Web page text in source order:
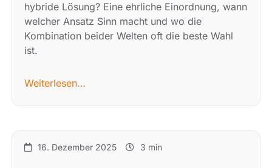
hybride Lösung? Eine ehrliche Einordnung, wann
welcher Ansatz Sinn macht und wo die
Kombination beider Welten oft die beste Wahl
ist.
Weiterlesen…
16. Dezember 2025 3 min